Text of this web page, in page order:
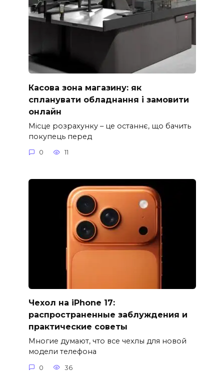
Касова зона магазину: як
спланувати обладнання і замовити
онлайн
Місце розрахунку – це останнє, що бачить
покупець перед
0 11
Чехол на iPhone 17:
распространенные заблуждения и
практические советы
Многие думают, что все чехлы для новой
модели телефона
0 36